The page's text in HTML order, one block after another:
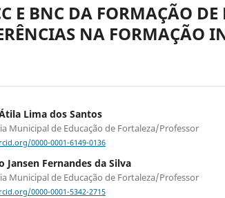
E BNC DA FORMAÇÃO DE
NA FORMAÇÃO
Lima dos Santos
Municipal de Educação de Fortaleza/Professor
0000-0001-6149-0136
Jansen Fernandes da Silva
Municipal de Educação de Fortaleza/Professor
0000-0001-5342-2715